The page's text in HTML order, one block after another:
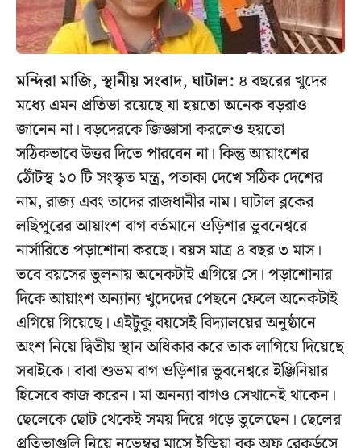
মন্দিরা মাজি, স্থানীয় সংবাদ, ঘাটাল: ৪ বছরের খুদের
মধ্যে এমন প্রতিভা রয়েছে যা হয়তো অনেক বড়রাও
জানেন না। বড়দেরকে জিজ্ঞাসা করলেও হয়তো
সঠিকভাবে উত্তর দিতে পারবেন না। কিন্তু আয়াংশের
ঠোঁটস্থ ১০ টি সংস্কৃত মন্ত্র, পতাকা দেখে সঠিক দেশের
নাম, রাজ্য এবং তাদের রাজধানীর নাম। ঘাটাল ব্লকের
লছিপুরের আয়াংশ বাগ বর্তমানে ওড়িশার ভুবনেশ্বরে
নার্সারিতে পড়াশোনা করছে। বয়স মাত্র ৪ বছর ৩ মাস।
তবে বয়সের তুলনায় অনেকটাই এগিয়ে সে। পড়াশোনার
দিকে আয়াংশ অন্যান্য খুদেদের পেছনে ফেলে অনেকটাই
এগিয়ে গিয়েছে। এইটুকু বয়সেই বিদ্যালয়ের অনুষ্ঠানে
অংশ নিয়ে দ্বিতীয় স্থান অধিকার করে তাক লাগিয়ে দিয়েছে
সবাইকে। বাবা শুভম বাগ ওড়িশার ভুবনেশ্বরে ইঞ্জিনিয়ার
হিসেবে কাজ করেন। মা অনন্যা বাগও সেখানেই থাকেন।
ছেলেকে ছোট থেকেই সময় দিয়ে গড়ে তুলেছেন। ছেলের